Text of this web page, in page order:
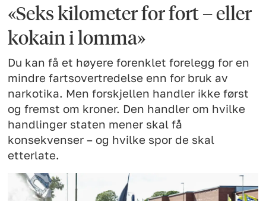
«Seks kilometer for fort – eller
kokain i lomma»
Du kan få et høyere forenklet forelegg for en
mindre fartsovertredelse enn for bruk av
narkotika. Men forskjellen handler ikke først
og fremst om kroner. Den handler om hvilke
handlinger staten mener skal få
konsekvenser – og hvilke spor de skal
etterlate.